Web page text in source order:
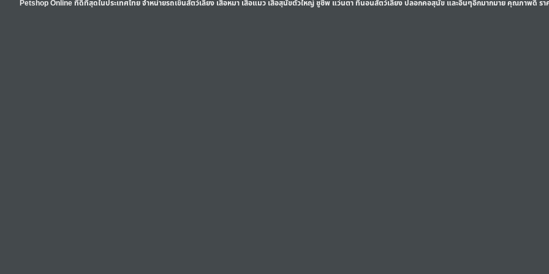
Petshop Online ที่ดีที่สุดในประเทศไทย จำหน่ายรถเข็นสัตว์เลี้ยง เสื้อหมา เสื้อแมว เสื้อสุนัขตัวใหญ่ ชูชีพ แว่นตา ที่นอนสัตว์เลี้ยง ปลอกคอสุนัข และอื่นๆอีกมากมาย คุณภาพดี รา